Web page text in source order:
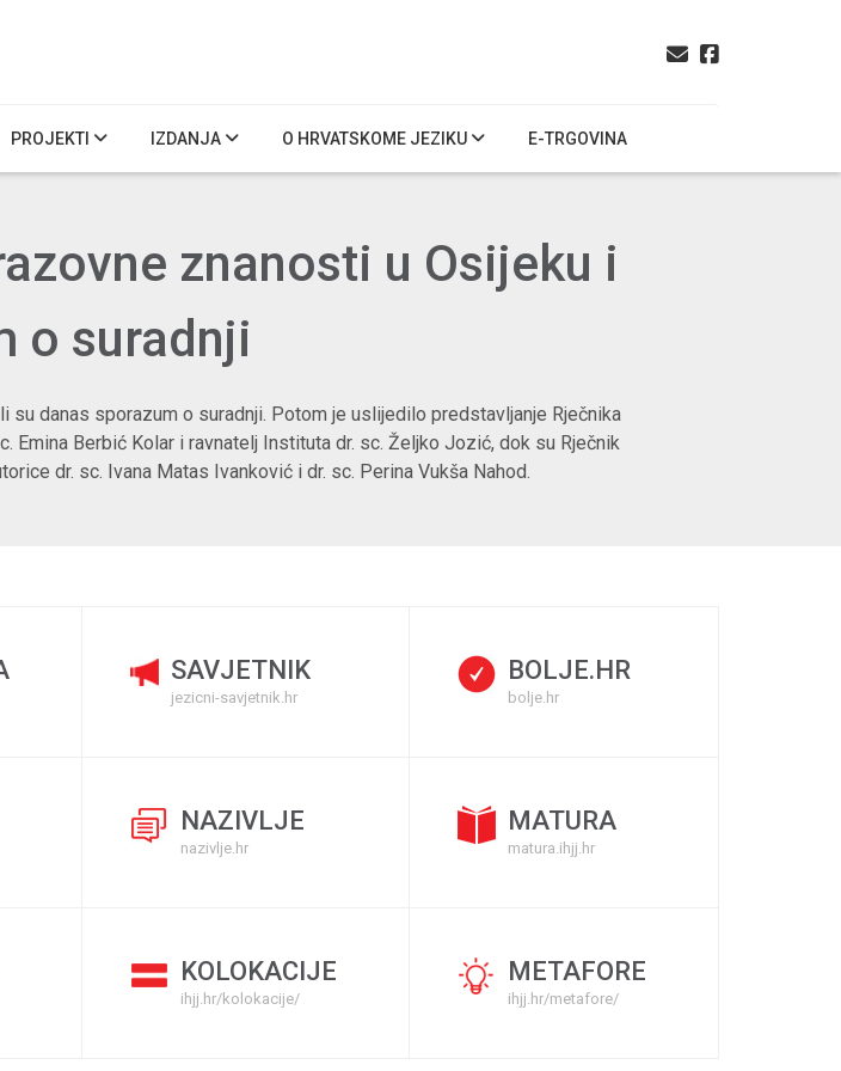
PROJEKTI IZDANJA O HRVATSKOME JEZIKU E-TRGOVINA
znanosti u Osijeku i
o suradnji
su danas sporazum o suradnji. Potom je uslijedilo predstavljanje Rječnika
Emina Berbić Kolar i ravnatelj Instituta dr. sc. Željko Jozić, dok su Rječnik
dr. sc. Ivana Matas Ivanković i dr. sc. Perina Vukša Nahod.
SAVJETNIK
jezicni-savjetnik.hr
BOLJE.HR
bolje.hr
NAZIVLJE
nazivlje.hr
MATURA
matura.ihjj.hr
KOLOKACIJE
ihjj.hr/kolokacije/
METAFORE
ihjj.hr/metafore/